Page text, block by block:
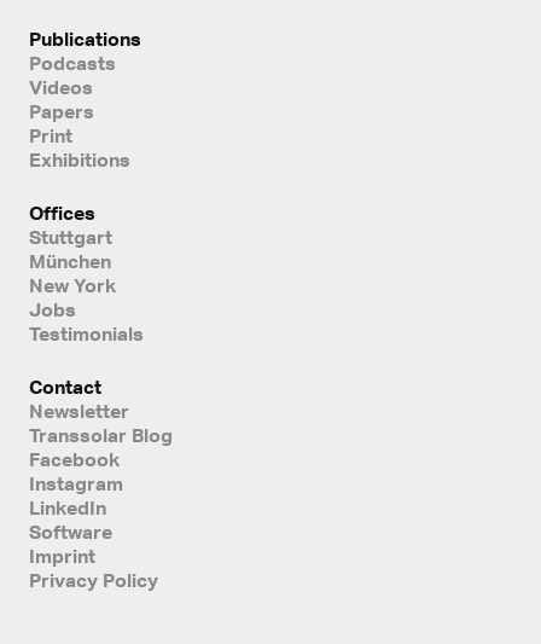
Publications
Podcasts
Videos
Papers
Print
Exhibitions
Offices
Stuttgart
München
New York
Jobs
Testimonials
Contact
Newsletter
Transsolar Blog
Facebook
Instagram
LinkedIn
Software
Imprint
Privacy Policy